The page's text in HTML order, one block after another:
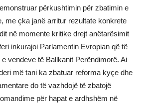
përkushtimin për zbatimin e
me çka janë arritur rezultate konkrete
në momente kritike drejt anëtarësimit
inkurajoi Parlamentin Evropian që të
vendeve të Ballkanit Perëndimorë. Ai
më tani ka zbatuar reforma kyçe dhe
do të vazhdojë të zbatojë
për hapat e ardhshëm në